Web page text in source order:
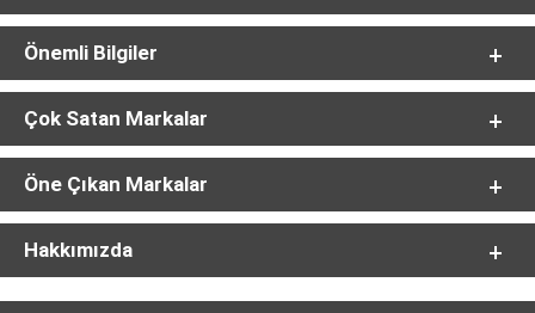
Önemli Bilgiler
Çok Satan Markalar
Öne Çıkan Markalar
Hakkımızda